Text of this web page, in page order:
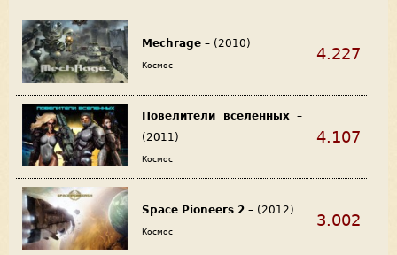
Mechrage – (2010)
Космос
4.227
Повелители вселенных–
(2011)
Космос
4.107
Space Pioneers 2 – (2012)
Космос
3.002